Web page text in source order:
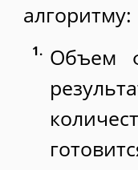
алгоритму:
Объем